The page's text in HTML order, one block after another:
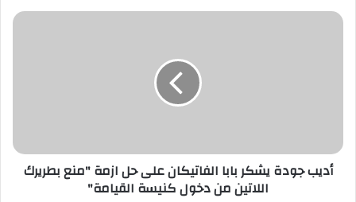
أديب
"منع
بطريرك
أديب جودة يشكر بابا الفاتيكان على حل ازمة "منع بطريرك
اللاتين من دخول كنيسة القيامة"